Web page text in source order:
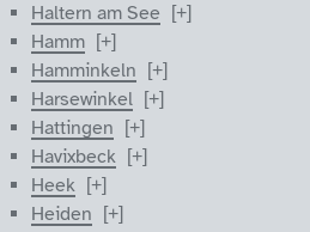
Haltern am See
Hamm
Hamminkeln
Harsewinkel
Hattingen
Havixbeck
Heek
Heiden